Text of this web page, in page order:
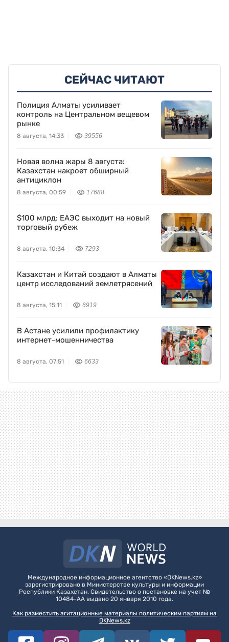
СЕЙЧАС ЧИТАЮТ
Полиция Алматы усиливает
контроль на Центральном вещевом
рынке
8 августа, 14:33 39556
Новая волна жары 8 августа:
Казахстан накроет обширный
антициклон
8 августа, 00:59 17688
$100 млрд: ЕАЭС выходит на новый
торговый рубеж
8 августа, 10:34 7293
Казахстан и Китай создают в Алматы
центр исследований землетрясений
8 августа, 15:11 6919
В Астане усилили профилактику
интернет-мошенничества
8 августа, 07:51 6633
Международное информационное агентство «DKNews.kz»
зарегистрировано в Министерстве культуры и информации
Республики Казахстан. Свидетельство о постановке на учет №
10484-АА выдано 20 января 2010 года.
Как разместить агитационные материалы политическим партиям на
DKNews.kz